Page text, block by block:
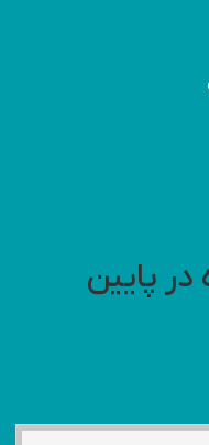
پایین